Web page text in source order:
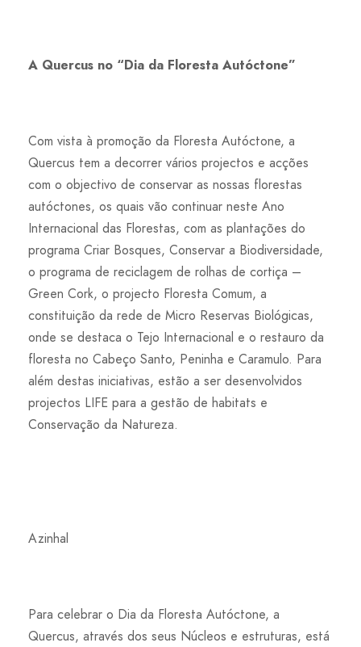
A Quercus no “Dia da Floresta Autóctone”
Com vista à promoção da Floresta Autóctone, a
Quercus tem a decorrer vários projectos e acções
com o objectivo de conservar as nossas florestas
autóctones, os quais vão continuar neste Ano
Internacional das Florestas, com as plantações do
programa Criar Bosques, Conservar a Biodiversidade,
o programa de reciclagem de rolhas de cortiça –
Green Cork, o projecto Floresta Comum, a
constituição da rede de Micro Reservas Biológicas,
onde se destaca o Tejo Internacional e o restauro da
floresta no Cabeço Santo, Peninha e Caramulo. Para
além destas iniciativas, estão a ser desenvolvidos
projectos LIFE para a gestão de habitats e
Conservação da Natureza.
Azinhal
Para celebrar o Dia da Floresta Autóctone, a
Quercus, através dos seus Núcleos e estruturas, está